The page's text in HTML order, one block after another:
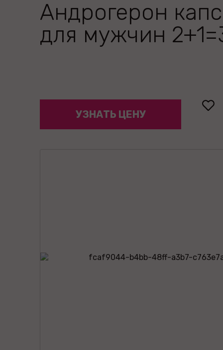
Андрогерон
для мужчин
УЗНАТЬ ЦЕНУ